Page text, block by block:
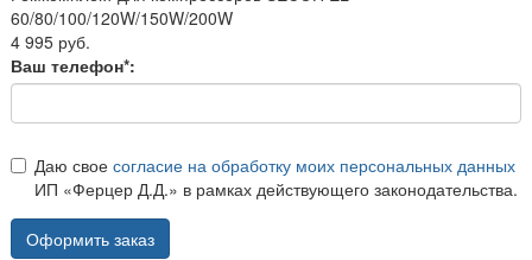
60/80/100/120W/150W/200W
4 995 руб.
Ваш телефон*:
Даю свое согласие на обработку моих персональных данных
ИП «Ферцер Д.Д.» в рамках действующего законодательства.
Оформить заказ